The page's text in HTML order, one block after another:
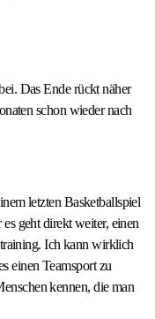
Das Ende rückt näher
schon wieder nach
letzten Basketballspiel
geht direkt weiter, einen
Ich kann wirklich
einen Teamsport zu
kennen, die man